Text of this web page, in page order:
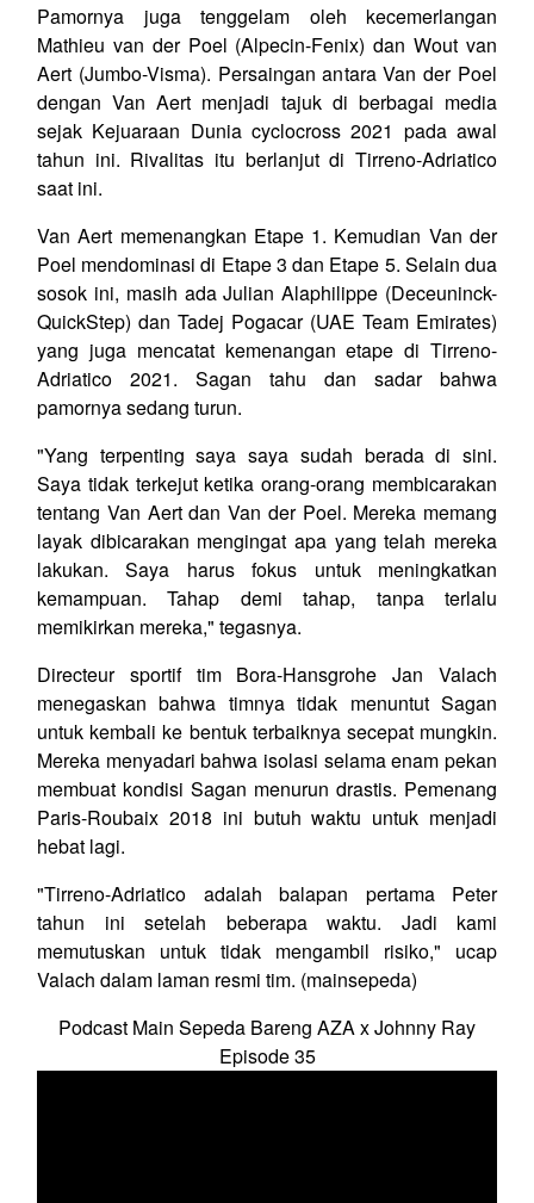
Pamornya juga tenggelam oleh kecemerlangan
Mathieu van der Poel (Alpecin-Fenix) dan Wout van
Aert (Jumbo-Visma). Persaingan antara Van der Poel
dengan Van Aert menjadi tajuk di berbagai media
sejak Kejuaraan Dunia cyclocross 2021 pada awal
tahun ini. Rivalitas itu berlanjut di Tirreno-Adriatico
saat ini.
Van Aert memenangkan Etape 1. Kemudian Van der
Poel mendominasi di Etape 3 dan Etape 5. Selain dua
sosok ini, masih ada Julian Alaphilippe (Deceuninck-
QuickStep) dan Tadej Pogacar (UAE Team Emirates)
yang juga mencatat kemenangan etape di Tirreno-
Adriatico 2021. Sagan tahu dan sadar bahwa
pamornya sedang turun.
"Yang terpenting saya saya sudah berada di sini.
Saya tidak terkejut ketika orang-orang membicarakan
tentang Van Aert dan Van der Poel. Mereka memang
layak dibicarakan mengingat apa yang telah mereka
lakukan. Saya harus fokus untuk meningkatkan
kemampuan. Tahap demi tahap, tanpa terlalu
memikirkan mereka," tegasnya.
Directeur sportif tim Bora-Hansgrohe Jan Valach
menegaskan bahwa timnya tidak menuntut Sagan
untuk kembali ke bentuk terbaiknya secepat mungkin.
Mereka menyadari bahwa isolasi selama enam pekan
membuat kondisi Sagan menurun drastis. Pemenang
Paris-Roubaix 2018 ini butuh waktu untuk menjadi
hebat lagi.
"Tirreno-Adriatico adalah balapan pertama Peter
tahun ini setelah beberapa waktu. Jadi kami
memutuskan untuk tidak mengambil risiko," ucap
Valach dalam laman resmi tim. (mainsepeda)
Podcast Main Sepeda Bareng AZA x Johnny Ray
Episode 35